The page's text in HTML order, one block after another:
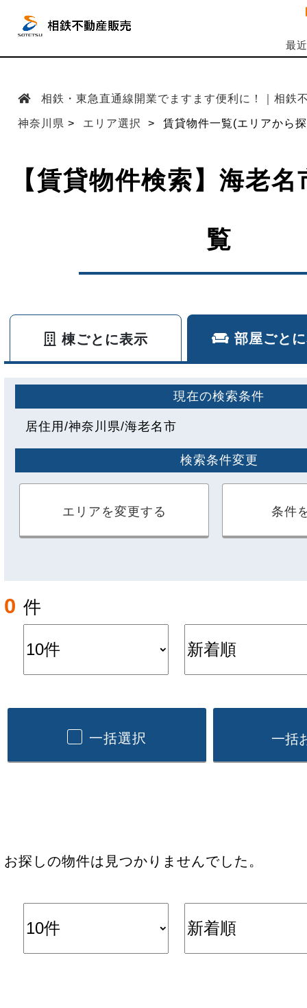
最
相鉄・東急直通線開業でますます便利に！｜相鉄
神奈川県 エリア選択 賃貸物件一覧(エリアから
【賃貸物件検索】海老
覧
棟ごとに表示 部屋ごと
現在の検索条件
居住用 神奈川県 海老名市
検索条件変更
エリアを変更する 条件
0件
一括選択
お探しの物件は見つかりませんでした。